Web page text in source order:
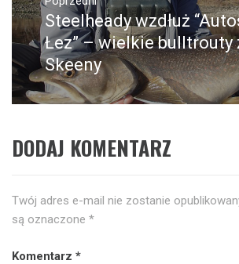
wpisuPoprzedni
wpis:
Steelheady wzdłuż
Łez” – wielkie bulltrouty
Skeeny
DODAJ KOMENTARZ
Twój adres e-mail nie zostanie
są oznaczone *
Komentarz *